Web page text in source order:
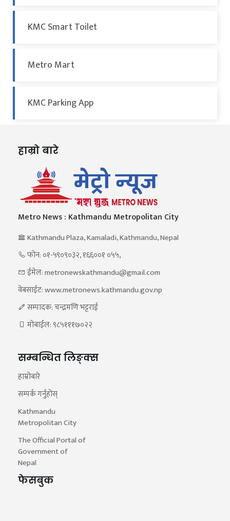
KMC Smart Toilet
Metro Mart
KMC Parking App
हाम्रो बारे
Metro News : Kathmandu Metropolitan City
Kathmandu Plaza, Kamaladi, Kathmandu, Nepal
फोन: ०१-५९०९०३२, १६६००१ ०५५,
ईमेल: metronewskathmandu@gmail.com
वेबसाईट: www.metronews.kathmandu.gov.np
सम्पादक: चन्द्रमणि भट्टराई
मोबाईल: ९८५१११७०२२
सम्बन्धित लिङ्क्स
हाम्रोबारे
सम्पर्क गर्नुहोस्
Kathmandu
Metropolitan City
The Official Portal of
Government of
Nepal
फेसबुक